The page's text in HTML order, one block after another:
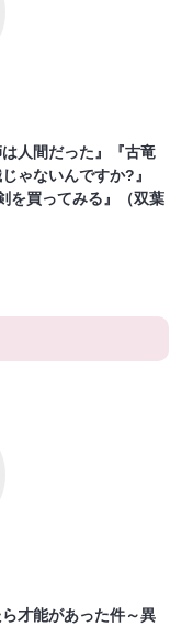
人間だった』『古竜
ゃないんですか?』
を買ってみる』（双葉
才能があった件～異